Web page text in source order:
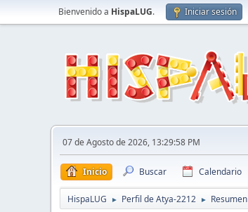
Bienvenido a HispaLUG. Iniciar sesión
07 de Agosto de 2026, 13:29:58 PM
Inicio Buscar Calendario
HispaLUG ► Perfil de Atya-2212 ► Resumen